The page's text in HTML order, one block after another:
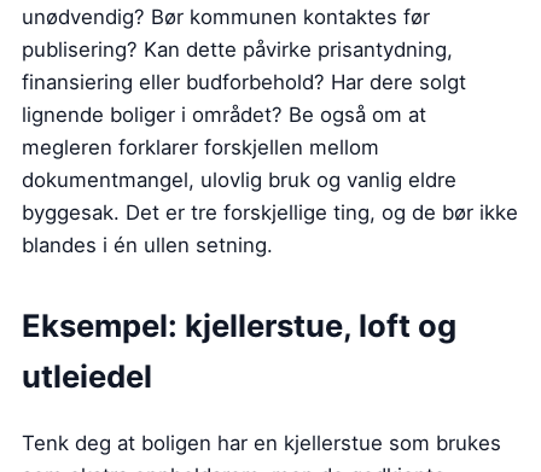
unødvendig? Bør kommunen kontaktes før
publisering? Kan dette påvirke prisantydning,
finansiering eller budforbehold? Har dere solgt
lignende boliger i området? Be også om at
megleren forklarer forskjellen mellom
dokumentmangel, ulovlig bruk og vanlig eldre
byggesak. Det er tre forskjellige ting, og de bør ikke
blandes i én ullen setning.
Eksempel: kjellerstue, loft og
utleiedel
Tenk deg at boligen har en kjellerstue som brukes